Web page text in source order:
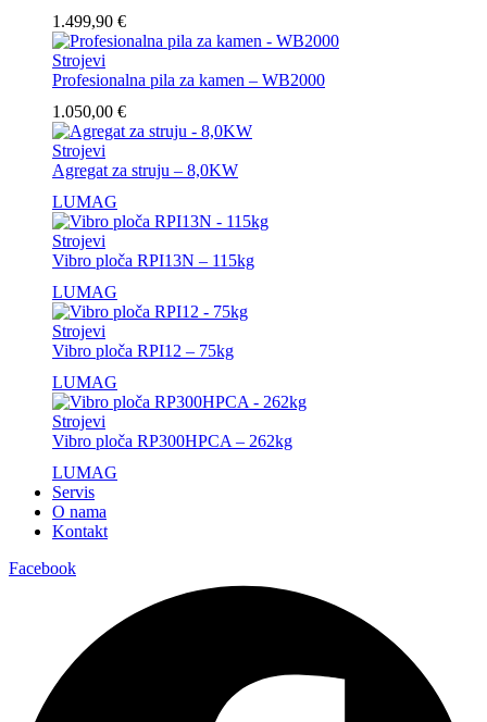
1.499,90 €
Strojevi
Profesionalna pila za kamen – WB2000
1.050,00 €
Strojevi
Agregat za struju – 8,0KW
LUMAG
Strojevi
Vibro ploča RPI13N – 115kg
LUMAG
Strojevi
Vibro ploča RPI12 – 75kg
LUMAG
Strojevi
Vibro ploča RP300HPCA – 262kg
LUMAG
Servis
O nama
Kontakt
Facebook